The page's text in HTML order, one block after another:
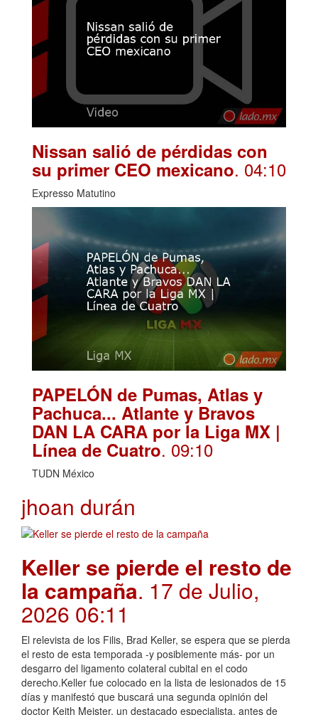
Nissan salió de pérdidas con
su primer CEO mexicano. 04:10
Expresso Matutino
PAPELÓN de Pumas, Atlas y
Pachuca... Atlante y Bravos
DAN LA CARA por la Liga MX |
Línea de Cuatro. 09:10
TUDN México
jhoan durán
Keller se pierde el resto de
la campaña. 17 de Julio,
2026 06:11
El relevista de los Filis, Brad Keller, se espera que se pierda
el resto de esta temporada -y posiblemente más- por un
desgarro del ligamento colateral cubital en el codo
derecho.Keller fue colocado en la lista de lesionados de 15
días y manifestó que buscará una segunda opinión del
doctor Keith Meister, un destacado especialista, antes de